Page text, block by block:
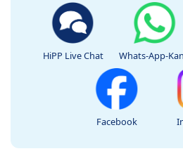
HiPP Live Chat Whats-App-
Facebook